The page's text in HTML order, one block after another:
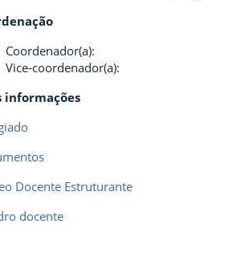
Coordenador(a):
Vice-coordenador(a):
informações
Docente Estruturante
docente